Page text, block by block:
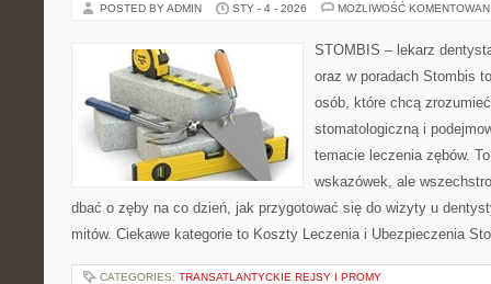
POSTED BY ADMIN STY - 4 - 2026 MOŻLIWOŚĆ
STOMBIS – lekarz
oraz w poradach Stombis
osób, które chcą
stomatologiczną i
temacie leczenia zębów.
wskazówek, ale
dbać o zęby na co dzień, jak przygotować się do wizyty u
mitów. Ciekawe kategorie to Koszty Leczenia i Ubezpieczenia
CATEGORIES: TRANSATLANTYCKIE REJSY I PROMY